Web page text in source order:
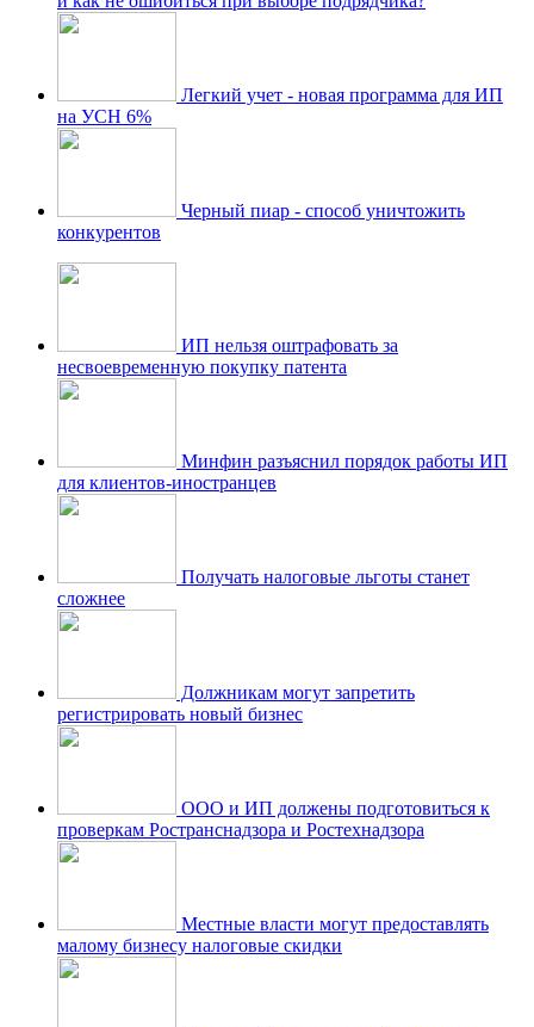
Легкий учет - новая программа для ИП
на УСН 6%
Черный пиар - способ уничтожить
конкурентов
ИП нельзя оштрафовать за
несвоевременную покупку патента
Минфин разъяснил порядок работы ИП
для клиентов-иностранцев
Получать налоговые льготы станет
сложнее
Должникам могут запретить
регистрировать новый бизнес
ООО и ИП должены подготовиться к
проверкам Ространснадзора и Ростехнадзора
Местные власти могут предоставлять
малому бизнесу налоговые скидки